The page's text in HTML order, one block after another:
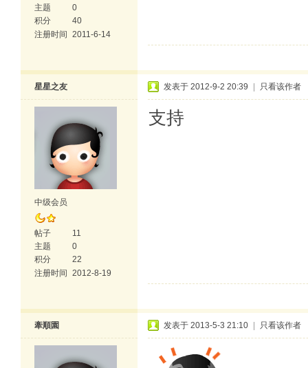
主题
0
积分
40
注册时间 2011-6-14
星星之友
中级会员
帖子
11
主题
0
积分
22
注册时间 2012-8-19
发表于 2012-9-2 20:39 只看该作者
支持
牽順園 发表于 2013-5-3 21:10 只看该作者